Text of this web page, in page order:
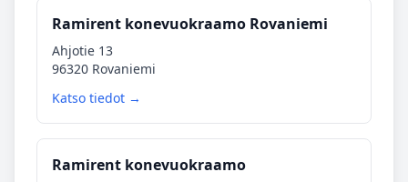
Ramirent konevuokraamo Rovaniemi
Ahjotie 13
96320 Rovaniemi
Katso tiedot →
Ramirent konevuokraamo